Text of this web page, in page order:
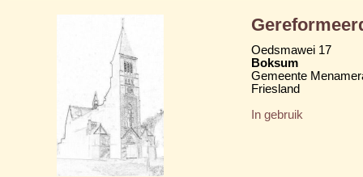
Oedsmawei 17
Boksum
Gemeente
Friesland
In gebruik